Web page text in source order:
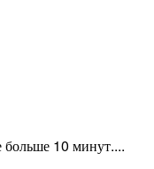
больше 10 минут....